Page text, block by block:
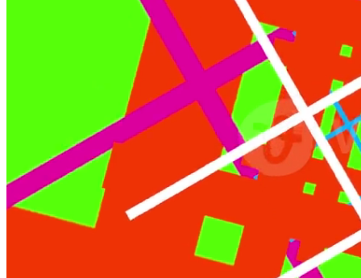
Motion graphics
Images Éditoriales
Événements Éditoriaux